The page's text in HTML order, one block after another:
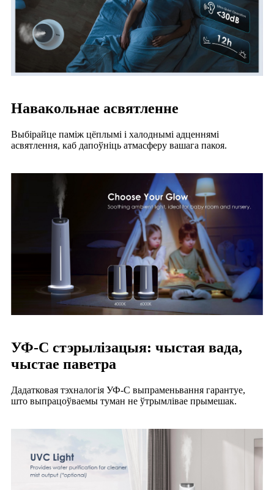
Навакольнае асвятленне
Выбірайце паміж цёплымі і халоднымі адценнямі
асвятлення, каб дапоўніць атмасферу вашага пакоя.
УФ-С стэрылізацыя: чыстая вада,
чыстае паветра
Дадатковая тэхналогія УФ-C выпраменьвання гарантуе,
што выпрацоўваемы туман не ўтрымлівае прымешак.